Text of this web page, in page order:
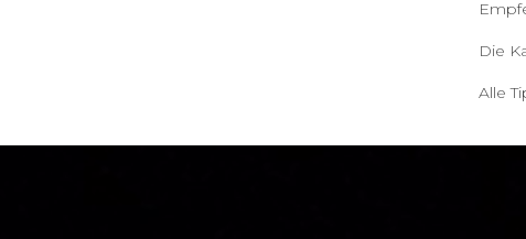
Die
Alle